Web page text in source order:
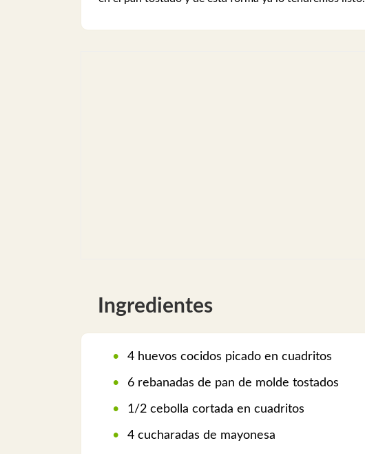
Ingredientes
4 huevos cocidos picado en cuadritos
6 rebanadas de pan de molde tostados
1/2 cebolla cortada en cuadritos
4 cucharadas de mayonesa